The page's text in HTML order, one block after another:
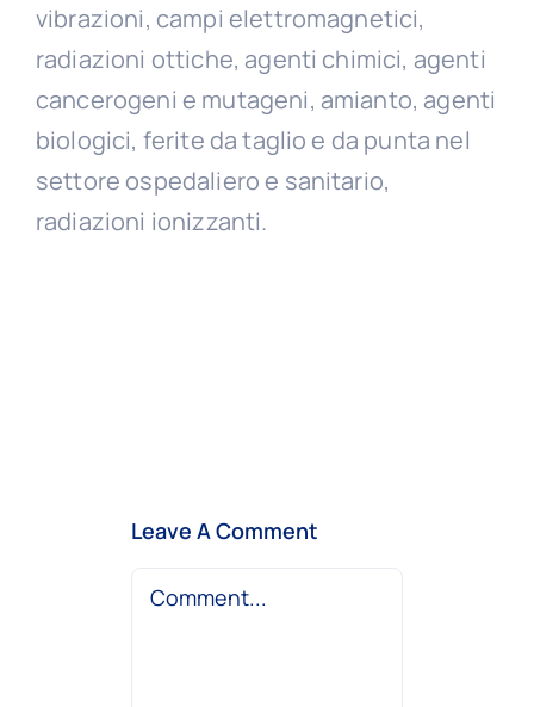
vibrazioni, campi elettromagnetici,
radiazioni ottiche, agenti chimici, agenti
cancerogeni e mutageni, amianto, agenti
biologici, ferite da taglio e da punta nel
settore ospedaliero e sanitario,
radiazioni ionizzanti.
Leave A Comment
Comment